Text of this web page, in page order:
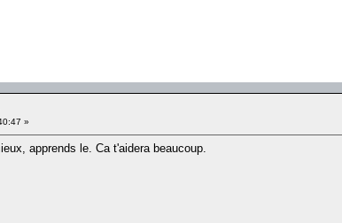
»
apprends le. Ca t'aidera beaucoup.